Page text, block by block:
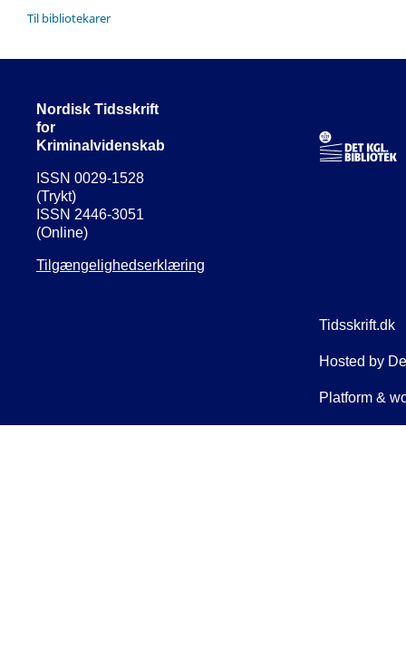
Til bibliotekarer
Nordisk Tidsskrift
for
Kriminalvidenskab
ISSN 0029-1528
(Trykt)
ISSN 2446-3051
(Online)
Tilgængelighedserklæring